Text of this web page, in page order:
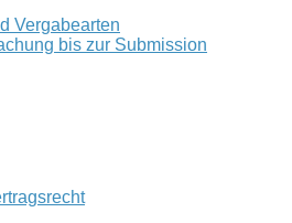
Vergabearten
bis zur Submission